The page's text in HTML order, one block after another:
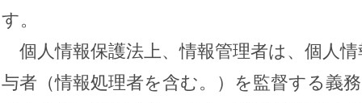
す。
個人情報保護法上、情報管理者は、個人
与者（情報処理者を含む。）を監督する義